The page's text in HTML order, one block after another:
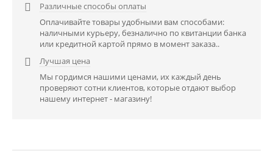

Различные способы оплаты
Оплачивайте товары удобными вам способами:
наличными курьеру, безналично по квитанции банка
или кредитной картой прямо в момент заказа..

Лучшая цена
Мы гордимся нашими ценами, их каждый день
проверяют сотни клиентов, которые отдают выбор
нашему интернет - магазину!